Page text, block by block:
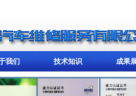
我们 技术知识 成果